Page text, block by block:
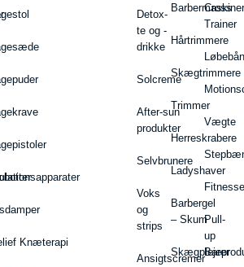
Knæterapi
Detox-
te og -
drikke
Solcreme
After-sun
produkter
Selvbrunere
Voks
og
strips
Ansigtscremer
Hårtrimmere
Skægtrimmere
Trimmer
Herreskrabere
Ladyshaver
Barbergel
– Skum
Cross
Trainer
Vægte
Pull-
up
Barer